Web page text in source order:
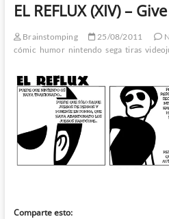
EL REFLUX (XIV) –
Brainstomping 25/08/2011
cómic humor nintendo sega tiras
Comparte esto: